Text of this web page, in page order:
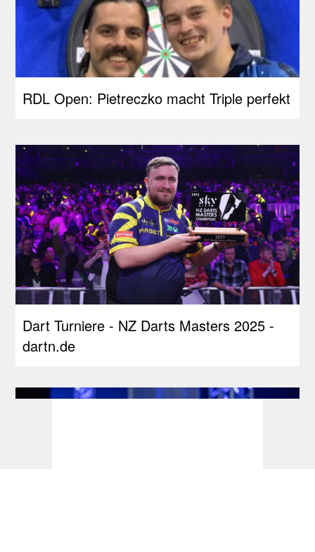
RDL Open: Pietreczko macht Triple perfekt
Dart Turniere - NZ Darts Masters 2025 -
dartn.de